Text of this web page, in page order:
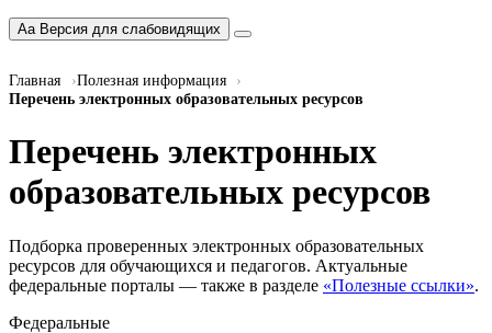
Aa Версия для слабовидящих
Главная
Полезная информация
Перечень электронных образовательных ресурсов
Перечень электронных
образовательных ресурсов
Подборка проверенных электронных образовательных
ресурсов для обучающихся и педагогов. Актуальные
федеральные порталы — также в разделе «Полезные ссылки».
Федеральные